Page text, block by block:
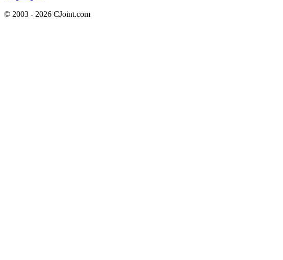
© 2003 - 2026 CJoint.com